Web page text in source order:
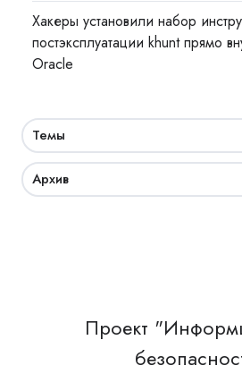
Хакеры установили набор
постэксплуатации khunt прямо
Oracle
Темы
Архив
Проект